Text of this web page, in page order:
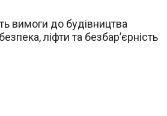
вимоги до будівництва
ліфти та безбар’єрність